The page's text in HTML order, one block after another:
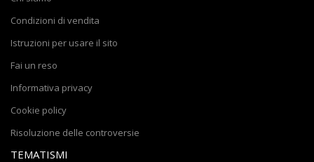
Condizioni di vendita
Istruzioni per usare il sito
Fai un reso
Informativa privacy
Cookie policy
Risoluzione delle controversie
TEMATISMI